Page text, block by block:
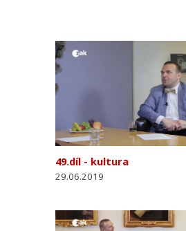
49.díl - kultura
29.06.2019